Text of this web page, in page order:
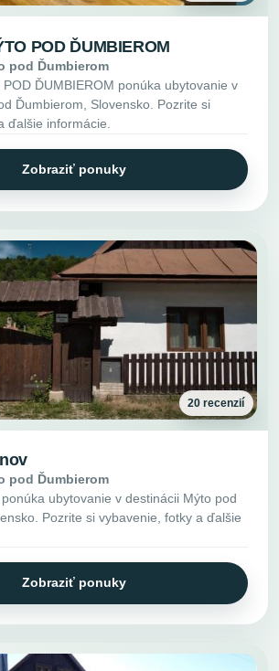
POD ĎUMBIEROM
pod Ďumbierom
ĎUMBIEROM ponúka ubytovanie v
Ďumbierom, Slovensko. Pozrite si
ďalšie informácie.
Zobraziť ponuky
20 recenzií
pod Ďumbierom
ubytovanie v destinácii Mýto pod
Pozrite si vybavenie, fotky a ďalšie
Zobraziť ponuky